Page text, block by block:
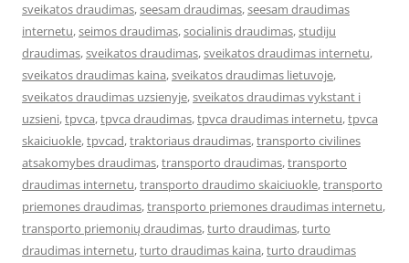
sveikatos draudimas,seesam draudimas,seesam draudimas
internetu,seimos draudimas,socialinis draudimas,studiju
draudimas,sveikatos draudimas,sveikatos draudimas internetu,
sveikatos draudimas kaina,sveikatos draudimas lietuvoje,
sveikatos draudimas uzsienyje,sveikatos draudimas vykstant i
uzsieni,tpvca,tpvca draudimas,tpvca draudimas internetu,tpvca
skaiciuokle,tpvcad,traktoriaus draudimas,transporto civilines
atsakomybes draudimas,transporto draudimas,transporto
draudimas internetu,transporto draudimo skaiciuokle,transporto
priemones draudimas,transporto priemones draudimas internetu,
transporto priemonių draudimas,turto draudimas,turto
draudimas internetu,turto draudimas kaina,turto draudimas